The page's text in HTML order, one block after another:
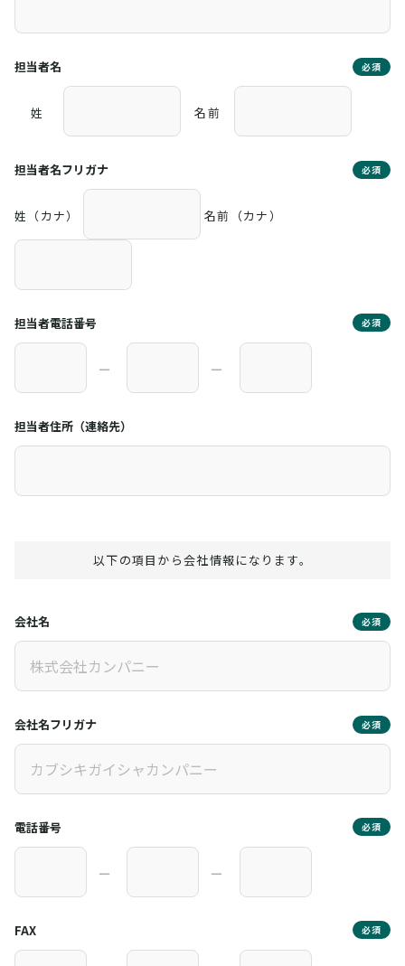
担当者名 必須
姓 名前
担当者名フリガナ 必須
姓（カナ） 名前（カナ）
担当者電話番号 必須
― ―
担当者住所（連絡先）
以下の項目から会社情報になります。
会社名 必須
会社名フリガナ 必須
電話番号 必須
― ―
FAX 必須